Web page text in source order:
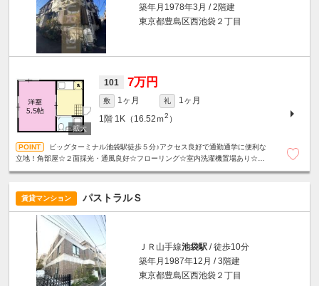
築年月1978年3月 / 2階建
東京都豊島区西池袋２丁目
101 7万円
敷 1ヶ月 礼
1ヶ月
1階 1K（16.52ｍ2 ）
ビッグターミナル池袋駅徒歩５分♪アクセス良好で通勤通学に便利な
立地！角部屋☆２面採光・通風良好☆フローリング☆室内洗濯機置場あり☆ユ
賃貸マンション パストラルＳ
ＪＲ山手線池袋駅 / 徒歩10分
築年月1987年12月 / 3階建
東京都豊島区西池袋２丁目